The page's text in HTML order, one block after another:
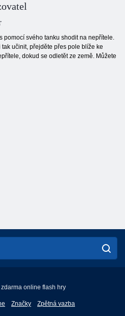
pomocí svého tanku shodit na nepřítele.
tak učinit, přejděte přes pole blíže ke
dokud se odletět ze země. Můžete
online flash hry
Značky Zpětná vazba